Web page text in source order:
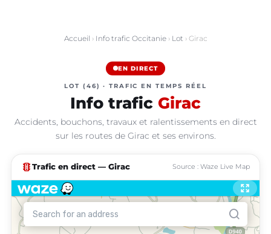
Accueil › Info trafic Occitanie› Lot › Girac
EN DIRECT
LOT (46) · TRAFIC EN TEMPS RÉEL
Info trafic Girac
Accidents, bouchons, travaux et ralentissements en direct
sur les routes de Girac et ses environs.
traffic Trafic en direct — Girac Source : Waze Live Map